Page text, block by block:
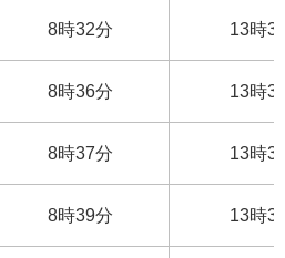
8時32分 13時
8時36分 13時
8時37分 13時
8時39分 13時